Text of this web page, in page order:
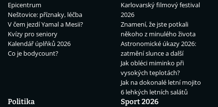
Epicentrum
Neštovice: příznaky, léčba
V čem jezdí Yamal a Mesii?
Kvízy pro seniory
Kalendář úplňků 2026
Co je bodycount?
Karlovarský filmový festival
2026
Znamení, že jste potkali
někoho z minulého života
Astronomické úkazy 2026:
zatmění slunce a další
Jak obléci miminko při
vysokých teplotách?
Jak na dokonalé letní mojito
6 lehkých letních salátů
Politika
Sport 2026